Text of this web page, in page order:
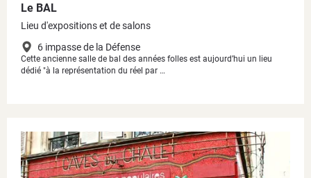
Le BAL
Lieu d'expositions et de salons
6 impasse de la Défense
Cette ancienne salle de bal des années folles est aujourd’hui un lieu
dédié "à la représentation du réel par …